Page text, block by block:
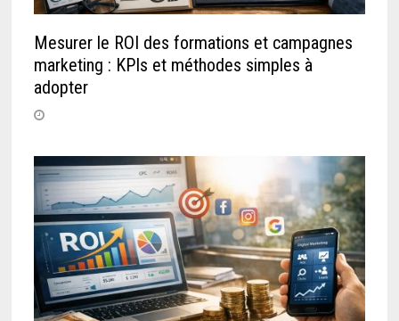
Mesurer le ROI des formations et campagnes
marketing : KPIs et méthodes simples à
adopter